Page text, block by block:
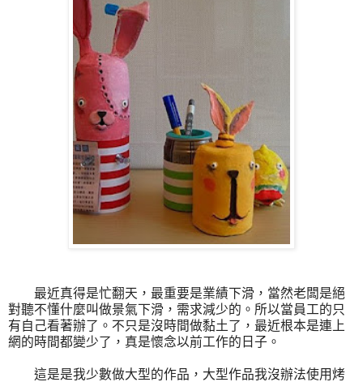
最近真得是忙翻天， 最重要是業績下滑， 當然老闆是絕
對聽不懂什麼叫做景氣下滑， 需求減少的。 所以當員工的只
有自己看著辦了。 不只是沒時間做黏土了， 最近根本是連上
網的時間都變少了， 真是懷念以前工作的日子。
這是是我少數做大型的作品， 大型作品我沒辦法使用烤